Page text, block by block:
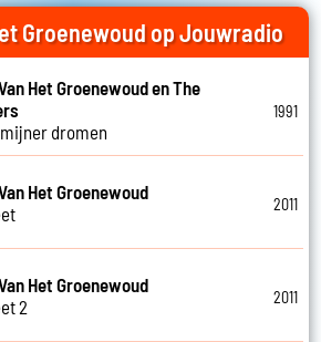
Groenewoud op Jouwradio
Het Groenewoud en The
dromen
1991
Het Groenewoud
2011
Het Groenewoud
2
2011